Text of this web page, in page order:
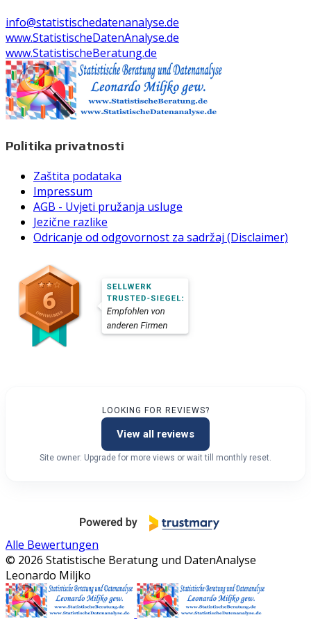
info@statistischedatenanalyse.de
www.StatistischeDatenAnalyse.de
www.StatistischeBeratung.de
Politika privatnosti
Zaštita podataka
Impressum
AGB - Uvjeti pružanja usluge
Jezične razlike
Odricanje od odgovornost za sadržaj (Disclaimer)
LOOKING FOR REVIEWS?
View all reviews
Site owner: Upgrade for more views or wait till monthly reset.
Alle Bewertungen
© 2026 Statistische Beratung und DatenAnalyse
Leonardo Miljko